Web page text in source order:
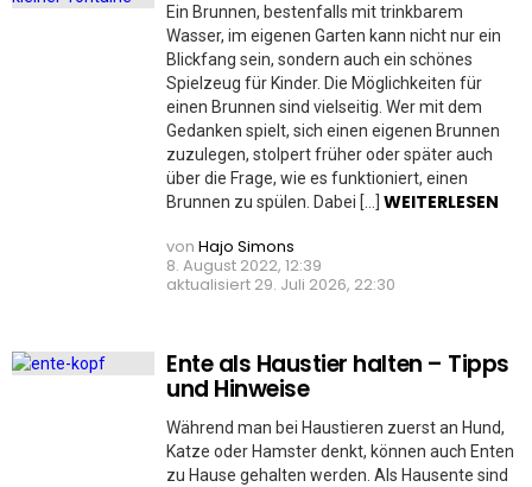
Ein Brunnen, bestenfalls mit trinkbarem
Wasser, im eigenen Garten kann nicht nur ein
Blickfang sein, sondern auch ein schönes
Spielzeug für Kinder. Die Möglichkeiten für
einen Brunnen sind vielseitig. Wer mit dem
Gedanken spielt, sich einen eigenen Brunnen
zuzulegen, stolpert früher oder später auch
über die Frage, wie es funktioniert, einen
Brunnen zu spülen. Dabei […] WEITERLESEN
von Hajo Simons
8. August 2022, 12:39
aktualisiert 29. Juli 2026, 22:30
Ente als Haustier halten – Tipps
und Hinweise
Während man bei Haustieren zuerst an Hund,
Katze oder Hamster denkt, können auch Enten
zu Hause gehalten werden. Als Hausente sind